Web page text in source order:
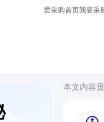
爱采购首页我要采
本文内容